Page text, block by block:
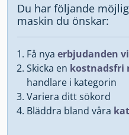
Du har följande
maskin du önskar:
Få nya erbjudanden
Skicka en kostnadsfri
handlare i kategorin
Variera ditt sökord
Bläddra bland våra